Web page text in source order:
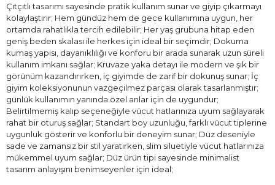
Çıtçıtlı tasarımı sayesinde pratik kullanım sunar ve giyip çıkarmayı
kolaylaştırır; Hem gündüz hem de gece kullanımına uygun, her
ortamda rahatlıkla tercih edilebilir; Her yaş grubuna hitap eden
geniş beden skalası ile herkes için ideal bir seçimdir; Dokuma
kumaş yapısı, dayanıklılığı ve konforu bir arada sunarak uzun süreli
kullanım imkanı sağlar; Kruvaze yaka detayı ile modern ve şık bir
görünüm kazandırırken, iç giyimde de zarif bir dokunuş sunar; İç
giyim koleksiyonunun vazgeçilmez parçası olarak tasarlanmıştır;
günlük kullanımın yanında özel anlar için de uygundur;
Belirtilmemiş kalıp seçeneğiyle vücut hatlarınıza uyum sağlayarak
rahat bir oturuş sağlar; Standart boy uzunluğu, farklı vücut tiplerine
uygunluk gösterir ve konforlu bir deneyim sunar; Düz deseniyle
sade ve zamansız bir stil yaratırken, slim siluetiyle vücut hatlarınıza
mükemmel uyum sağlar; Düz ürün tipi sayesinde minimalist
tasarım anlayışını benimseyenler için ideal;